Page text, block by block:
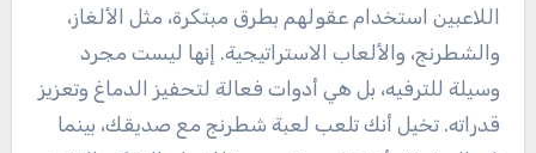
اللاعبين استخدام عقولهم بطرق مبتكرة، مثل الألغاز،
والشطرنج، والألعاب الاستراتيجية. إنها ليست مجرد
وسيلة للترفيه، بل هي أدوات فعالة لتحفيز الدماغ وتعزيز
قدراته. تخيل أنك تلعب لعبة شطرنج مع صديقك، بينما